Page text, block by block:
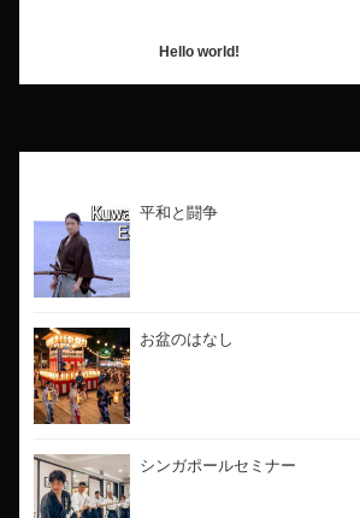
Hello world!
平和と闘争
お盆のはなし
シンガポールセミナー